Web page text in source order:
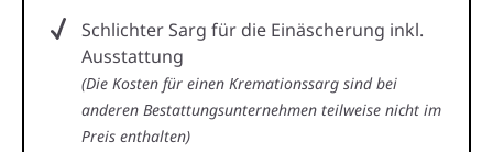
Schlichter Sarg für die Einäscherung inkl.
Ausstattung
(Die Kosten für einen Kremationssarg sind bei
anderen Bestattungsunternehmen teilweise nicht im
Preis enthalten)